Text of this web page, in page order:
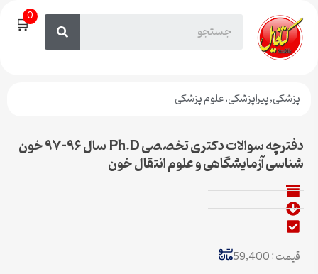
🛒0
پزشکی,پیراپزشکی,علوم پزشکی
دفترچه سوالات دکتری تخصصی Ph.D سال ۹۶-۹۷ خون
شناسی آزمایشگاهی و علوم انتقال خون
قیمت : 59,400